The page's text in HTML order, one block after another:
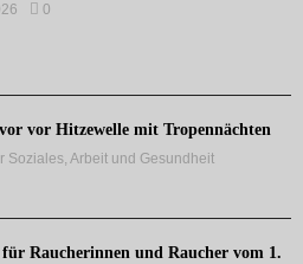
0
vor Hitzewelle mit Tropennächten
Soziales, Arbeit und Gesundheit
für Raucherinnen und Raucher vom 1.